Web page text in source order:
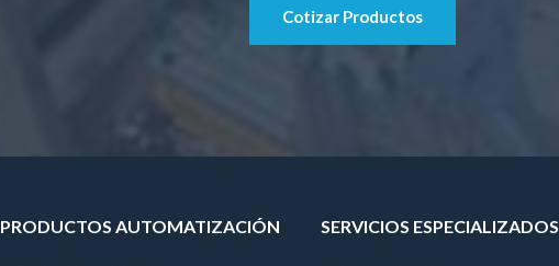
Cotizar Productos
PRODUCTOS AUTOMATIZACIÓN SERVICIOS ESPECIALIZADOS